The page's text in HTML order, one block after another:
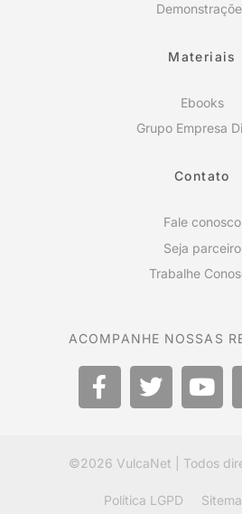
Materiais
Ebooks
Grupo Empresa
Contato
Fale conosco
Seja parceiro
Trabalhe
ACOMPANHE NOSSAS
©2026 VulcaNet | Todos
Política LGPD